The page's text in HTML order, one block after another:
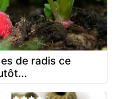
de radis ce